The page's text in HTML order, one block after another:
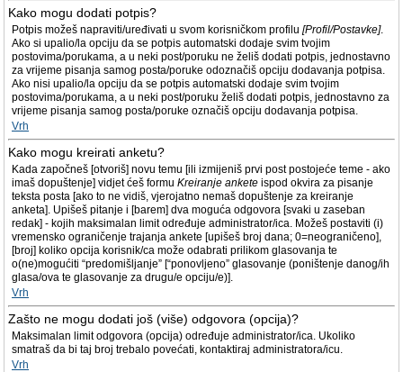
Kako mogu dodati potpis?
Potpis možeš napraviti/uređivati u svom korisničkom profilu [Profil/Postavke].
Ako si upalio/la opciju da se potpis automatski dodaje svim tvojim
postovima/porukama, a u neki post/poruku ne želiš dodati potpis, jednostavno
za vrijeme pisanja samog posta/poruke odoznačiš opciju dodavanja potpisa.
Ako nisi upalio/la opciju da se potpis automatski dodaje svim tvojim
postovima/porukama, a u neki post/poruku želiš dodati potpis, jednostavno za
vrijeme pisanja samog posta/poruke označiš opciju dodavanja potpisa.
Vrh
Kako mogu kreirati anketu?
Kada započneš [otvoriš] novu temu [ili izmijeniš prvi post postojeće teme - ako
imaš dopuštenje] vidjet ćeš formu Kreiranje ankete ispod okvira za pisanje
teksta posta [ako to ne vidiš, vjerojatno nemaš dopuštenje za kreiranje
anketa]. Upišeš pitanje i [barem] dva moguća odgovora [svaki u zaseban
redak] - kojih maksimalan limit određuje administrator/ica. Možeš postaviti (i)
vremensko ograničenje trajanja ankete [upišeš broj dana; 0=neograničeno],
[broj] koliko opcija korisnik/ca može odabrati prilikom glasovanja te
o(ne)mogućiti “predomišljanje” [“ponovljeno” glasovanje (poništenje danog/ih
glasa/ova te glasovanje za drugu/e opciju/e)].
Vrh
Zašto ne mogu dodati još (više) odgovora (opcija)?
Maksimalan limit odgovora (opcija) određuje administrator/ica. Ukoliko
smatraš da bi taj broj trebalo povećati, kontaktiraj administratora/icu.
Vrh